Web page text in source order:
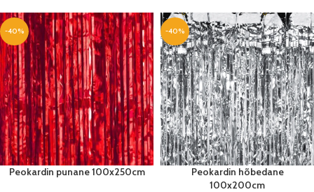
-40%
Peokardin punane 100x250cm
-40%
Peokardin hõbedane
100x200cm